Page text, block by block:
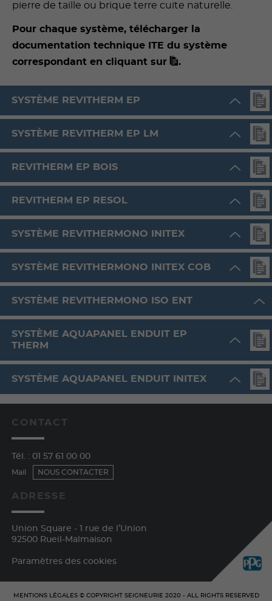
pierre de taille ou brique terre cuite naturelle.
Pour chaque système, télécharger la
documentation technique ITE du système
correspondant en cliquant sur
.
SYSTÈME REVITHERM EP
SYSTÈME REVITHERM EP LM
REVITHERM EP BOIS
REVITHERM EP RESOL
SYSTÈME REVITHERMONO INITEX
SYSTÈME REVITHERMONO INITEX COB
SYSTÈME REVITHERMONO ISO ENT
SYSTÈME AQUAPANEL ENDUIT EP
THERM
SYSTÈME AQUAPANEL ENDUIT INITEX
CONTACT
Tél. : 01 57 61 00 00
Mail NOUS CONTACTER
ADRESSE
Union Square - 1 rue de l’Union
92500 Rueil-Malmaison
Paramètres des cookies
MENTIONS LÉGALES© COPYRIGHT SEIGNEURIE 2020 - ALL RIGHTS RESERVED